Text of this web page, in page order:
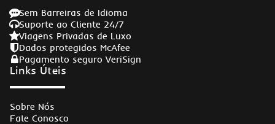
Sem Barreiras de Idioma
Suporte ao Cliente 24/7
Viagens Privadas de Luxo
Dados protegidos McAfee
Pagamento seguro VeriSign
Links Úteis
Sobre Nós
Fale Conosco